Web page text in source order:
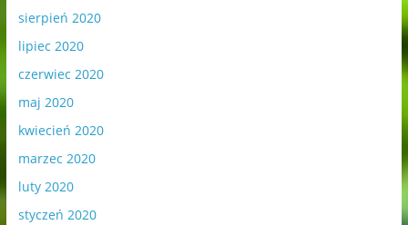
sierpień 2020
lipiec 2020
czerwiec 2020
maj 2020
kwiecień 2020
marzec 2020
luty 2020
styczeń 2020